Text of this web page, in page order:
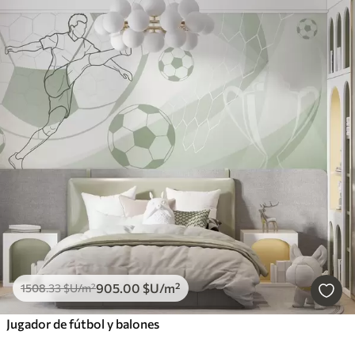
1508.33$U/m²905.00 $U/m²
Jugador de fútbol y balones